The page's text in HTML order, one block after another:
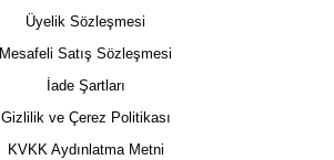
Üyelik Sözleşmesi
Mesafeli Satış Sözleşmesi
İade Şartları
Gizlilik ve Çerez Politikası
KVKK Aydınlatma Metni